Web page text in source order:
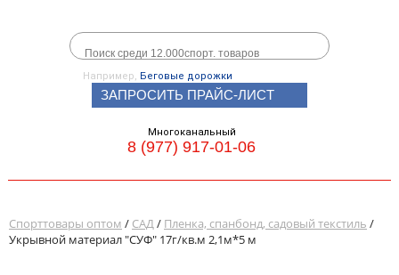
Например, Беговые дорожки
ЗАПРОСИТЬ ПРАЙС-ЛИСТ
Многоканальный
8 (977) 917-01-06
Спорттовары оптом / САД/ Пленка, спанбонд, садовый текстиль /
Укрывной материал "СУФ" 17г/кв.м 2,1м*5 м